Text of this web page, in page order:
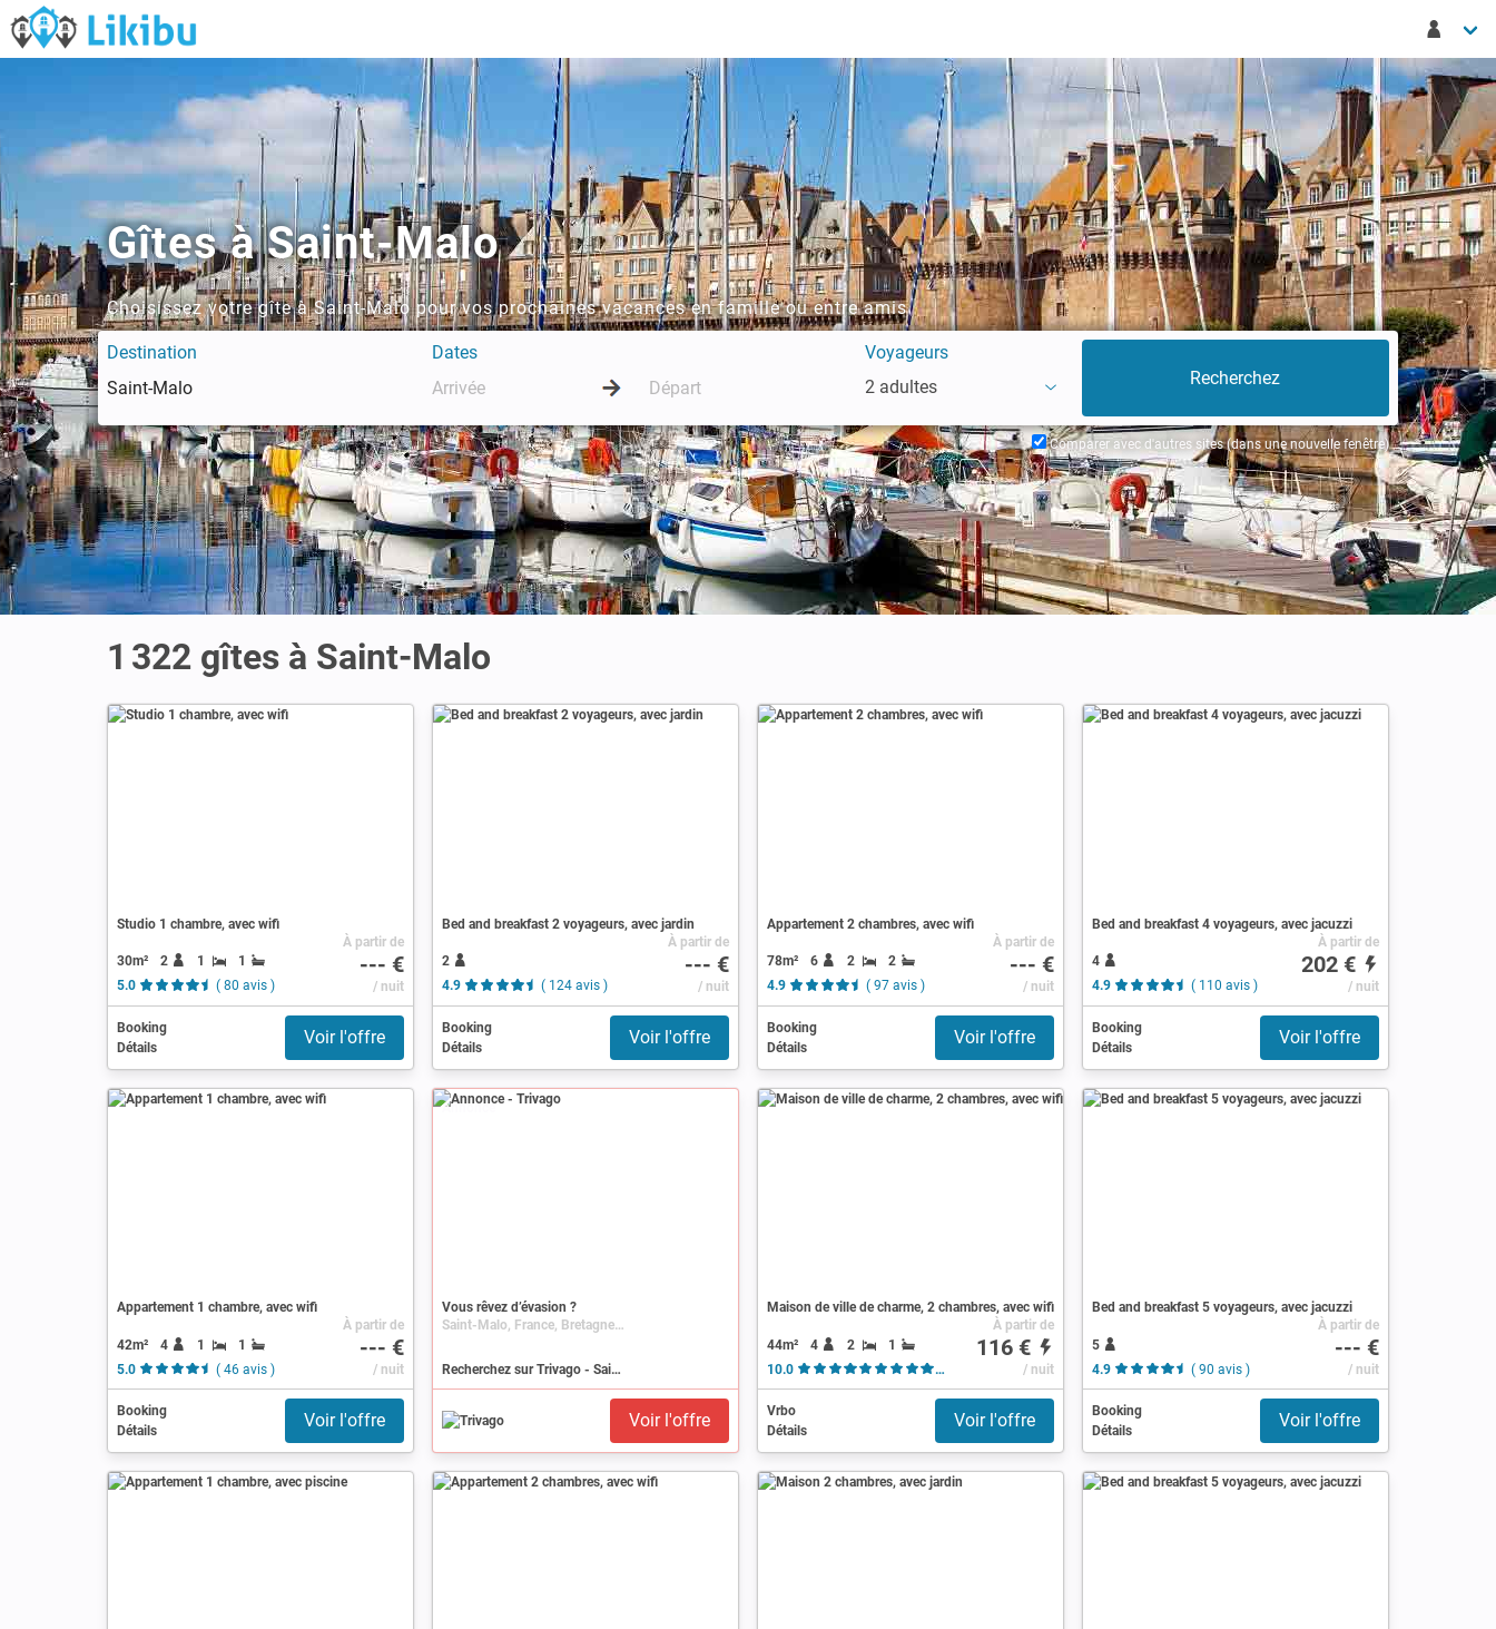
Gîtes à Saint-Malo
Choisissez votre gîte à Saint-Malo pour vos prochaines vacances en famille ou entre amis
Destination Dates
Voyageurs
2 adultes
Comparer avec d'autres sites (dans une nouvelle fenêtre)
1 322 gîtes à Saint-Malo
Studio 1 chambre, avec wifi
30m² 2 1
1
5.0
( 80 avis )
À partir de
--- €
/ nuit
Booking
Détails
Voir l'offre
Bed and breakfast 2 voyageurs, avec jardin
2
4.9
( 124 avis )
À partir de
--- €
/ nuit
Booking
Détails
Voir l'offre
Appartement 2 chambres, avec wifi
78m² 6 2
2
4.9
( 97 avis )
À partir de
--- €
/ nuit
Booking
Détails
Voir l'offre
Bed and breakfast 4 voyageurs, avec jacuzzi
4
4.9
( 110 avis )
À partir de
202 €
/ nuit
Booking
Détails
Voir l'offre
Appartement 1 chambre, avec wifi
42m² 4 1
1
5.0
( 46 avis )
À partir de
--- €
/ nuit
Booking
Détails
Voir l'offre
Annonce
Vous rêvez d’évasion ?
Saint-Malo, France, Bretagne, Ille-et-Vilaine
Recherchez sur Trivago - Saint-Malo
Voir l'offre
Maison de ville de charme, 2 chambres, avec wifi
44m² 4 2
1
10.0
À partir de
116 €
/ nuit
Vrbo
Détails
Voir l'offre
Bed and breakfast 5 voyageurs, avec jacuzzi
5
4.9
( 90 avis )
À partir de
--- €
/ nuit
Booking
Détails
Voir l'offre